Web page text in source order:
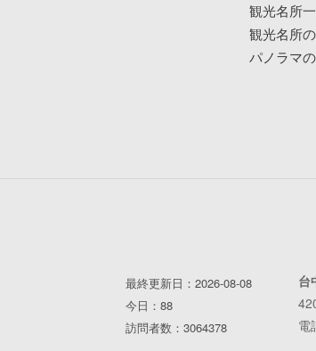
観光名所
観光名所
パノラマの
最終更新日：2026-08-08
今日：88
訪問者数：3064378
台
電